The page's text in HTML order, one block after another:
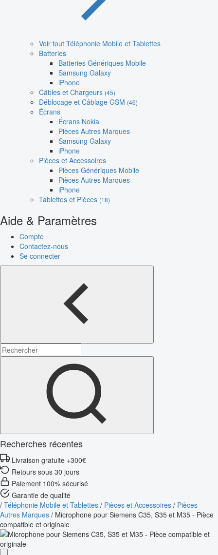
Voir tout Téléphonie Mobile et Tablettes
Batteries
Batteries Génériques Mobile
Samsung Galaxy
iPhone
Câbles et Chargeurs (45)
Déblocage et Câblage GSM (46)
Écrans
Écrans Nokia
Pièces Autres Marques
Samsung Galaxy
iPhone
Pièces et Accessoires
Pièces Génériques Mobile
Pièces Autres Marques
iPhone
Tablettes et Pièces (18)
Aide & Paramètres
Compte
Contactez-nous
Se connecter
Recherches récentes
Livraison gratuite +300€
Retours sous 30 jours
Paiement 100% sécurisé
Garantie de qualité
/ Téléphonie Mobile et Tablettes / Pièces et Accessoires / Pièces
Autres Marques / Microphone pour Siemens C35, S35 et M35 - Pièce
compatible et originale